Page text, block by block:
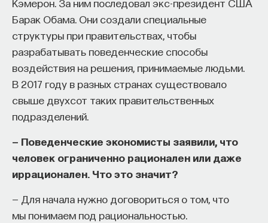
Барак Обама. Они создали специальные
структуры при правительствах, чтобы
разрабатывать поведенческие способы
воздействия на решения, принимаемые людьми.
В 2017 году в разных странах существовало
свыше двухсот таких правительственных
подразделений.
— Поведенческие экономисты заявили, что
человек ограниченно рационален или даже
иррационален. Что это значит?
— Для начала нужно договориться о том, что
мы понимаем под рациональностью.